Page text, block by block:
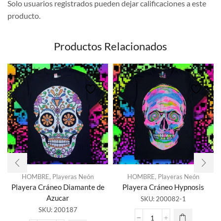
Solo usuarios registrados pueden dejar calificaciones a este
producto.
Productos Relacionados
HOMBRE, Playeras Neón
Playera Cráneo Diamante de
Azucar
SKU: 200187
HOMBRE, Playeras Neón
Playera Cráneo Hypnosis
SKU: 200082-1